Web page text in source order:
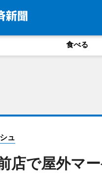
食べる
ュ
店で屋外マ